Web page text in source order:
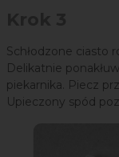
Schłodzone ciasto
Delikatnie
piekarnika. Piecz
Upieczony spód